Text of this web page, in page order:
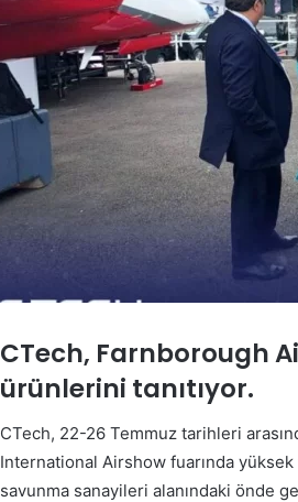
CTech, Farnborough
ürünlerini tanıtıyor.
CTech, 22-26 Temmuz tarihleri
International Airshow fuarında
savunma sanayileri alanındaki önde